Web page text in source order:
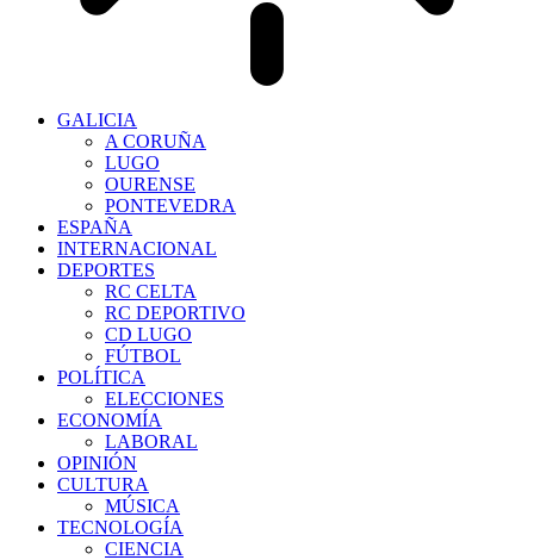
GALICIA
A CORUÑA
LUGO
OURENSE
PONTEVEDRA
ESPAÑA
INTERNACIONAL
DEPORTES
RC CELTA
RC DEPORTIVO
CD LUGO
FÚTBOL
POLÍTICA
ELECCIONES
ECONOMÍA
LABORAL
OPINIÓN
CULTURA
MÚSICA
TECNOLOGÍA
CIENCIA